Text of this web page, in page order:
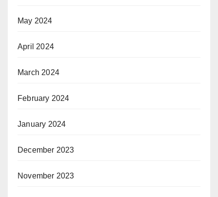
May 2024
April 2024
March 2024
February 2024
January 2024
December 2023
November 2023